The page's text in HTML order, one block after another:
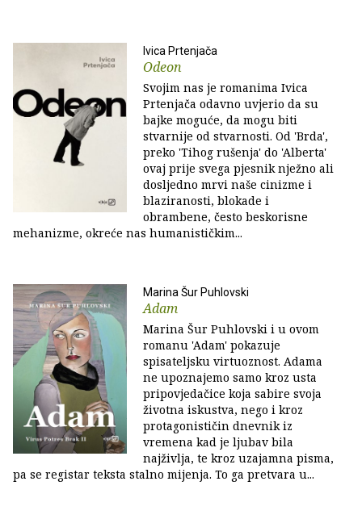
Ivica Prtenjača
Odeon
Svojim nas je romanima Ivica
Prtenjača odavno uvjerio da su
bajke moguće, da mogu biti
stvarnije od stvarnosti. Od 'Brda',
preko 'Tihog rušenja' do 'Alberta'
ovaj prije svega pjesnik nježno ali
dosljedno mrvi naše cinizme i
blaziranosti, blokade i
obrambene, često beskorisne
mehanizme, okreće nas humanističkim...
Marina Šur Puhlovski
Adam
Marina Šur Puhlovski i u ovom
romanu 'Adam' pokazuje
spisateljsku virtuoznost. Adama
ne upoznajemo samo kroz usta
pripovjedačice koja sabire svoja
životna iskustva, nego i kroz
protagonističin dnevnik iz
vremena kad je ljubav bila
najživlja, te kroz uzajamna pisma,
pa se registar teksta stalno mijenja. To ga pretvara u...